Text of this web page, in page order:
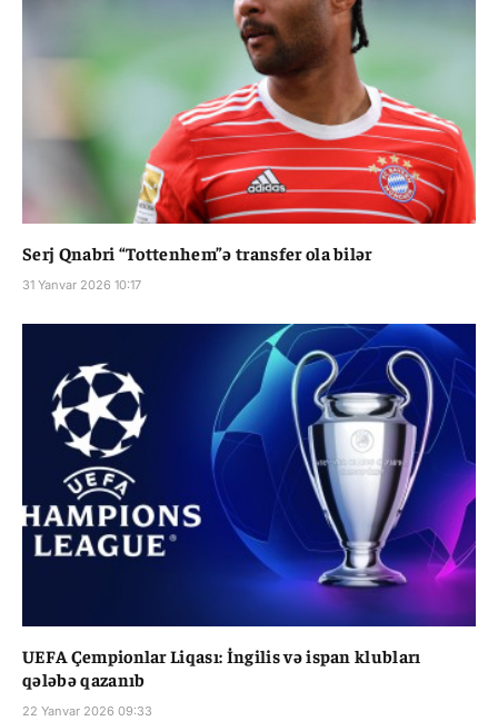
Serj Qnabri “Tottenhem”ə transfer ola bilər
31 Yanvar 2026 10:17
UEFA Çempionlar Liqası: İngilis və ispan klubları
qələbə qazanıb
22 Yanvar 2026 09:33